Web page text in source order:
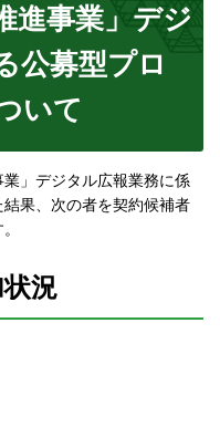
進事業」デジ
公募型プロ
いて
業」デジタル広報業務に係
果、次の者を契約候補者
況